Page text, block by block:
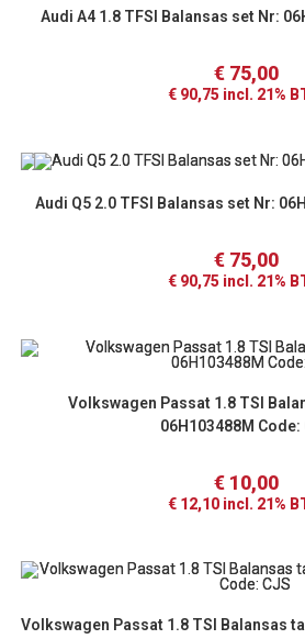
Audi A4 1.8 TFSI Balansas set Nr:
€75,00
€ 90,75 incl. 21%
Audi Q5 2.0 TFSI Balansas set Nr:
€75,00
€ 90,75 incl. 21%
Volkswagen Passat 1.8 TSI
06H103488M Code:
€10,00
€ 12,10 incl. 21%
Volkswagen Passat 1.8 TSI Balansas